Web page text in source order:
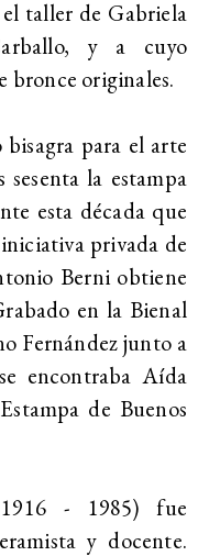
taller de Gabriela
y a cuyo
bronce originales.
para el arte
la estampa
esta década que
privada de
Berni obtiene
en la Bienal
Fernández junto a
encontraba Aída
de Buenos
- 1985) fue
y docente.